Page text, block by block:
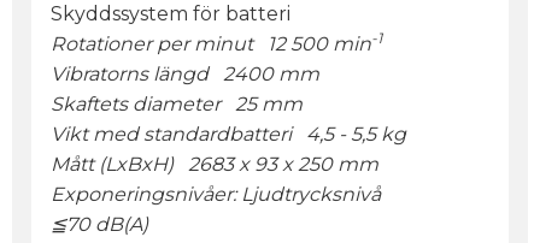
Skyddssystem för batteri
Rotationer per minut 12 500 min-1
Vibratorns längd 2400 mm
Skaftets diameter 25 mm
Vikt med standardbatteri 4,5 - 5,5 kg
Mått (LxBxH) 2683 x 93 x 250 mm
Exponeringsnivåer: Ljudtrycksnivå
≦70 dB(A)